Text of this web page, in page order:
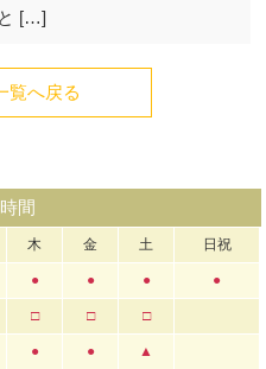
[…]
覧へ戻る
間
木 金 土 日祝
● ● ● ●
□ □ □
● ● ▲